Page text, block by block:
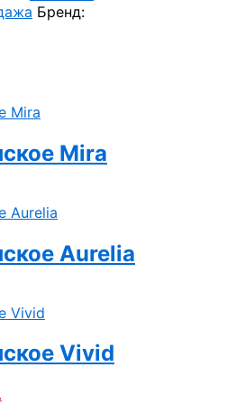
Бренд:
Mira
Aurelia
Vivid